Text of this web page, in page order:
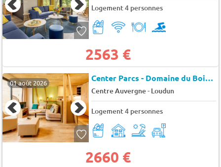
Logement 4 personnes
2563 €
01 août 2026 Center Parcs - Domaine du Bois aux Daims
Centre Auvergne- Loudun
Logement 4 personnes
2660 €